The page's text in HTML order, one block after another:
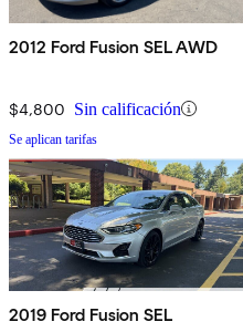
2012 Ford Fusion SEL AWD
$4,800 Sin calificación
Se aplican tarifas
2019 Ford Fusion SEL